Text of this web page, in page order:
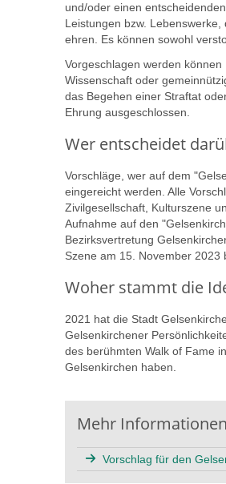
und/oder einen
Leistungen bzw.
ehren. Es können sowohl
Vorgeschlagen werden
Wissenschaft oder
das Begehen einer Straftat
Ehrung ausgeschlossen.
Wer entscheidet
Vorschläge, wer auf dem
eingereicht werden. Alle
Zivilgesellschaft, Kulturszene
Aufnahme auf den
Bezirksvertretung
Szene am 15. November 2023
Woher stammt die
2021 hat die Stadt
Gelsenkirchener
des berühmten Walk of Fame
Gelsenkirchen haben.
Mehr Informationen
Vorschlag für den